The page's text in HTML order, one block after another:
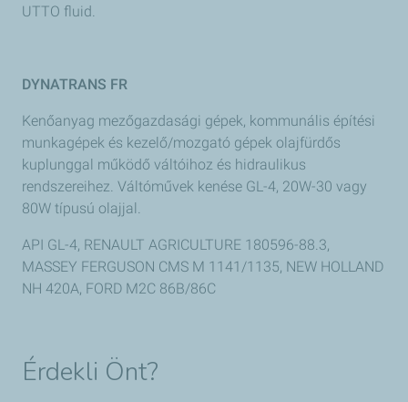
UTTO fluid.
DYNATRANS FR
Kenőanyag mezőgazdasági gépek, kommunális építési
munkagépek és kezelő/mozgató gépek olajfürdős
kuplunggal működő váltóihoz és hidraulikus
rendszereihez. Váltóművek kenése GL-4, 20W-30 vagy
80W típusú olajjal.
API GL-4, RENAULT AGRICULTURE 180596-88.3,
MASSEY FERGUSON CMS M 1141/1135, NEW HOLLAND
NH 420A, FORD M2C 86B/86C
Érdekli Önt?